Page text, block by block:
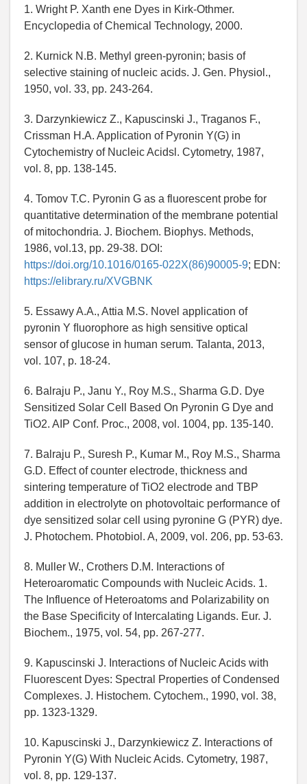
1. Wright P. Xanth ene Dyes in Kirk-Othmer.
Encyclopedia of Chemical Technology, 2000.
2. Kurnick N.B. Methyl green-pyronin; basis of
selective staining of nucleic acids. J. Gen. Physiol.,
1950, vol. 33, pp. 243-264.
3. Darzynkiewicz Z., Kapuscinski J., Traganos F.,
Crissman H.A. Application of Pyronin Y(G) in
Cytochemistry of Nucleic Acidsl. Cytometry, 1987,
vol. 8, pp. 138-145.
4. Tomov T.C. Pyronin G as a fluorescent probe for
quantitative determination of the membrane potential
of mitochondria. J. Biochem. Biophys. Methods,
1986, vol.13, pp. 29-38. DOI:
https://doi.org/10.1016/0165-022X(86)90005-9; EDN:
https://elibrary.ru/XVGBNK
5. Essawy A.A., Attia M.S. Novel application of
pyronin Y ﬂuorophore as high sensitive optical
sensor of glucose in human serum. Talanta, 2013,
vol. 107, p. 18-24.
6. Balraju P., Janu Y., Roy M.S., Sharma G.D. Dye
Sensitized Solar Cell Based On Pyronin G Dye and
TiO2. AIP Conf. Proc., 2008, vol. 1004, pp. 135-140.
7. Balraju P., Suresh P., Kumar M., Roy M.S., Sharma
G.D. Effect of counter electrode, thickness and
sintering temperature of TiO2 electrode and TBP
addition in electrolyte on photovoltaic performance of
dye sensitized solar cell using pyronine G (PYR) dye.
J. Photochem. Photobiol. A, 2009, vol. 206, pp. 53-63.
8. Muller W., Crothers D.M. Interactions of
Heteroaromatic Compounds with Nucleic Acids. 1.
The Influence of Heteroatoms and Polarizability on
the Base Specificity of Intercalating Ligands. Eur. J.
Biochem., 1975, vol. 54, pp. 267-277.
9. Kapuscinski J. Interactions of Nucleic Acids with
Fluorescent Dyes: Spectral Properties of Condensed
Complexes. J. Histochem. Cytochem., 1990, vol. 38,
pp. 1323-1329.
10. Kapuscinski J., Darzynkiewicz Z. Interactions of
Pyronin Y(G) With Nucleic Acids. Cytometry, 1987,
vol. 8, pp. 129-137.